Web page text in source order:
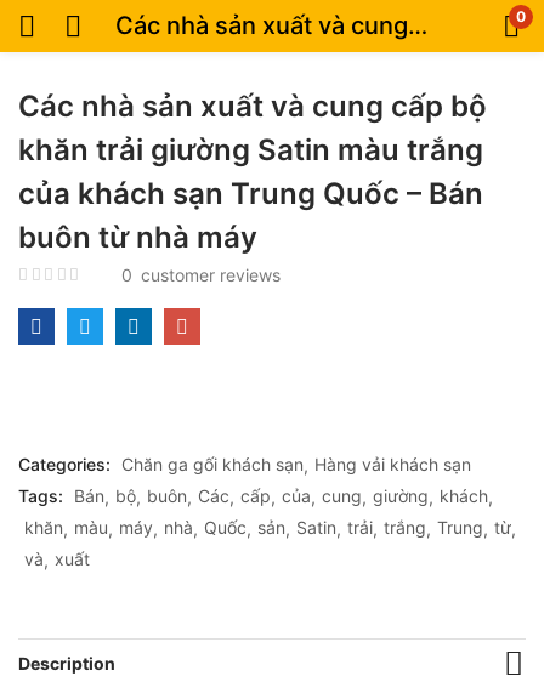
Các nhà sản xuất và cung cấp bộ khăn trải giường Satin màu trắng của khách sạn Trung Quốc – Bán buôn từ nhà máy 0
Các nhà sản xuất và cung cấp bộ
khăn trải giường Satin màu trắng
của khách sạn Trung Quốc – Bán
buôn từ nhà máy
0 customer reviews
Categories: Chăn ga gối khách sạn
Hàng vải khách sạn
Tags:
Bán bộ buôn Các cấp của cung giường
khách
khăn
màu máy nhà Quốc sản Satin trải trắng Trung từ
và
xuất
Description